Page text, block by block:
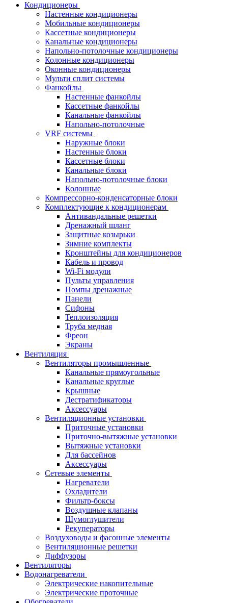
Кондиционеры
Настенные кондиционеры
Мобильные кондиционеры
Кассетные кондиционеры
Канальные кондиционеры
Напольно-потолочные кондиционеры
Колонные кондиционеры
Оконные кондиционеры
Мульти сплит системы
Фанкойлы
Настенные фанкойлы
Кассетные фанкойлы
Канальные фанкойлы
Напольно-потолочные
VRF системы
Наружные блоки
Настенные блоки
Кассетные блоки
Канальные блоки
Напольно-потолочные блоки
Колонные
Компрессорно-конденсаторные блоки
Комплектующие к кондиционерам
Антивандальные решетки
Дренажный шланг
Защитные козырьки
Зимние комплекты
Кронштейны для кондиционеров
Кабель и провод
Wi-Fi модули
Пульты управления
Помпы дренажные
Панели
Сифоны
Теплоизоляция
Труба медная
Фреон
Экраны
Вентиляция
Вентиляторы промышленные
Канальные прямоугольные
Канальные круглые
Крышные
Дестратификаторы
Аксессуары
Вентиляционные установки
Приточные установки
Приточно-вытяжные установки
Вытяжные установки
Для бассейнов
Аксессуары
Сетевые элементы
Нагреватели
Охладители
Фильтр-боксы
Воздушные клапаны
Шумоглушители
Рекуператоры
Воздуховоды и фасонные элементы
Вентиляционные решетки
Диффузоры
Вентиляторы
Водонагреватели
Электрические накопительные
Электрические проточные